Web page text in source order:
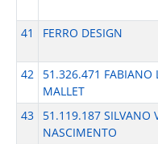
41
FERRO DESIGN
42
51.326.471 FABIANO
MALLET
43
51.119.187 SILVANO
NASCIMENTO